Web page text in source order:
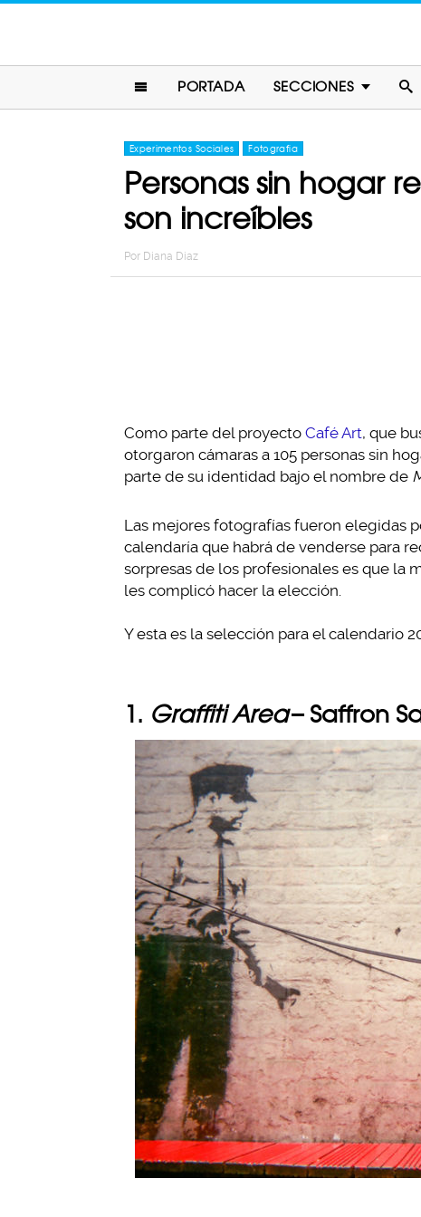
PORTADA SECCIONES
Experimentos Sociales Fotografia
Personas sin hogar
son increíbles
Por Diana Diaz
Como parte del proyecto Café Art, que
otorgaron cámaras a 105 personas sin
parte de su identidad bajo el nombre de
Las mejores fotografías fueron elegidas
calendaría que habrá de venderse para
sorpresas de los profesionales es que la
les complicó hacer la elección.
Y esta es la selección para el calendario
1. Graffiti Area– Saffron